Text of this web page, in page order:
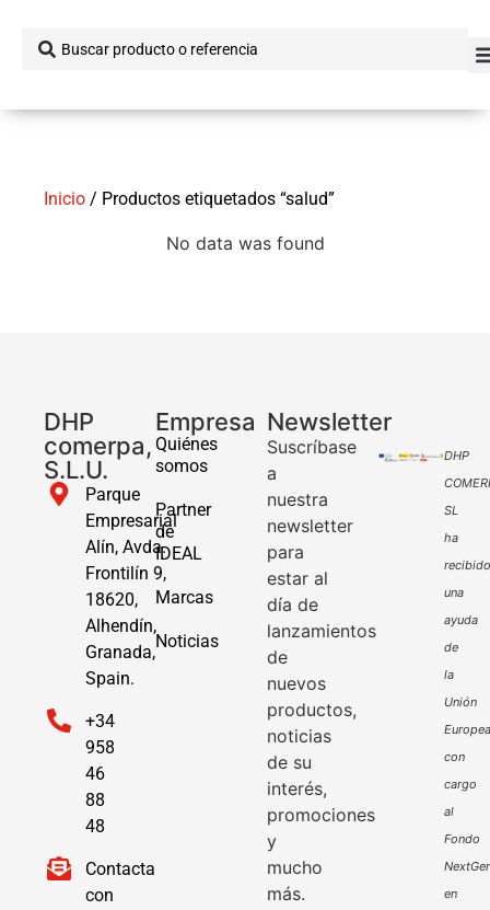
Inicio / Productos etiquetados “salud”
No data was found
DHP
comerpa,
S.L.U.
Parque
Empresarial
Alín, Avda.
Frontilín 9,
18620,
Alhendín,
Granada,
Spain.
+34
958
46
88
48
Contacta
con
Empresa
Quiénes
somos
Partner
de
IDEAL
Marcas
Noticias
Newsletter
Suscríbase
a
nuestra
newsletter
para
estar al
día de
lanzamientos
de
nuevos
productos,
noticias
de su
interés,
promociones
y
mucho
más.
DHP
SL
ha
recibido
una
ayuda
de
la
Unión
Europea
con
cargo
al
Fondo
en